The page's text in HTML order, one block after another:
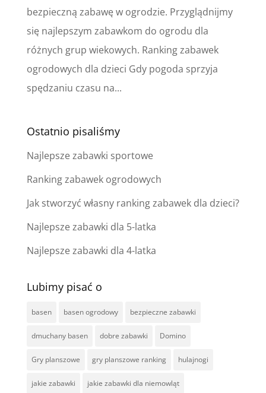
bezpieczną zabawę w ogrodzie. Przyglądnijmy
się najlepszym zabawkom do ogrodu dla
różnych grup wiekowych. Ranking zabawek
ogrodowych dla dzieci Gdy pogoda sprzyja
spędzaniu czasu na...
Ostatnio pisaliśmy
Najlepsze zabawki sportowe
Ranking zabawek ogrodowych
Jak stworzyć własny ranking zabawek dla dzieci?
Najlepsze zabawki dla 5-latka
Najlepsze zabawki dla 4-latka
Lubimy pisać o
basen basen ogrodowy bezpieczne zabawki
dmuchany basen dobre zabawki Domino
Gry planszowe gry planszowe ranking hulajnogi
jakie zabawki jakie zabawki dla niemowląt